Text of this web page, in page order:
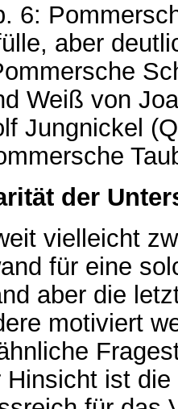
6:
aber
Weiß von
Jungnickel
der
vielleicht
für eine
aber die
motiviert
Hinsicht ist